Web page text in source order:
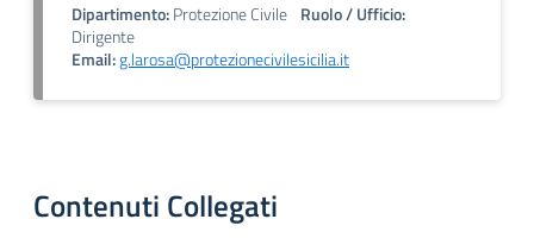
Dipartimento:Protezione Civile Ruolo / Ufficio:
Dirigente
Email:g.larosa@protezionecivilesicilia.it
Contenuti Collegati